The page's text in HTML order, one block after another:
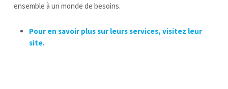
ensemble à un monde de besoins.
Pour en savoir plus sur leurs services, visitez leur
site.